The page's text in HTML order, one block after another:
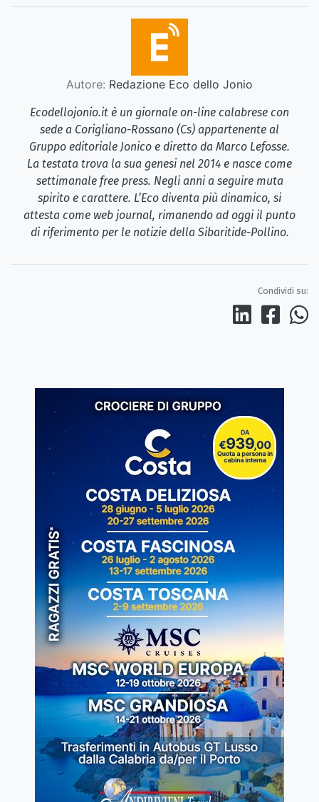
Autore: Redazione Eco dello Jonio
Ecodellojonio.it è un giornale on-line calabrese con
sede a Corigliano-Rossano (Cs) appartenente al
Gruppo editoriale Jonico e diretto da Marco Lefosse.
La testata trova la sua genesi nel 2014 e nasce come
settimanale free press. Negli anni a seguire muta
spirito e carattere. L’Eco diventa più dinamico, si
attesta come web journal, rimanendo ad oggi il punto
di riferimento per le notizie della Sibaritide-Pollino.
Condividi su: